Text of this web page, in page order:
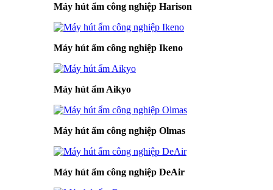
Máy hút ẩm công nghiệp Harison
Máy hút ẩm công nghiệp Ikeno
Máy hút ẩm Aikyo
Máy hút ẩm công nghiệp Olmas
Máy hút ẩm công nghiệp DeAir